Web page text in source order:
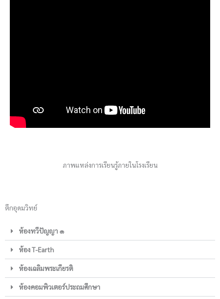
ภาพแหล่งการเรียนรู้ภายในโรงเรียน
ตึกอุดมวิทย์
ห้องทวีปัญญา ๑
ห้อง T-Earth
ห้องเฉลิมพระเกียรติ
ห้องคอมพิวเตอร์ประถมศึกษา